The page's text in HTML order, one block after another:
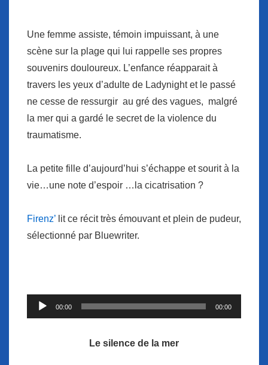
Une femme assiste, témoin impuissant, à une
scène sur la plage qui lui rappelle ses propres
souvenirs douloureux. L’enfance réapparait à
travers les yeux d’adulte de Ladynight et le passé
ne cesse de ressurgir au gré des vagues, malgré
la mer qui a gardé le secret de la violence du
traumatisme.
La petite fille d’aujourd’hui s’échappe et sourit à la
vie…une note d’espoir …la cicatrisation ?
Firenz’ lit ce récit très émouvant et plein de pudeur,
sélectionné par Bluewriter.
Lecteur
audio
00:00 00:00
Le silence de la mer